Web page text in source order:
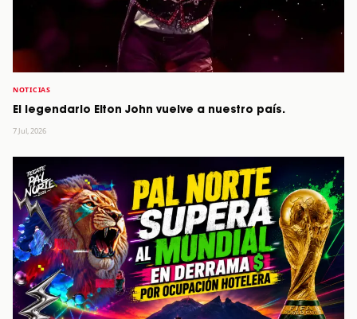
NOTICIAS
El legendario Elton John vuelve a nuestro país.
7 Jul, 2026